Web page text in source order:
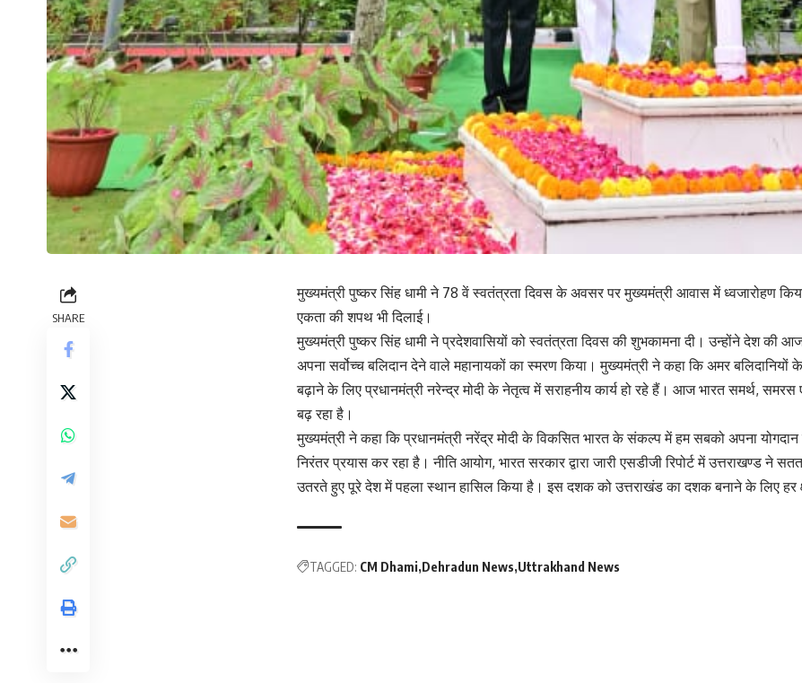
SHARE
मुख्यमंत्री पुष्कर सिंह धामी ने 78 वें स्वतंत्रता दिवस के अवसर पर मुख्यमंत्री आवास में ध्वजारोहण
एकता की शपथ भी दिलाई।
मुख्यमंत्री पुष्कर सिंह धामी ने प्रदेशवासियों को स्वतंत्रता दिवस की शुभकामना दी। उन्होंने देश की
अपना सर्वोच्च बलिदान देने वाले महानायकों का स्मरण किया। मुख्यमंत्री ने कहा कि अमर
बढ़ाने के लिए प्रधानमंत्री नरेन्द्र मोदी के नेतृत्व में सराहनीय कार्य हो रहे हैं। आज भारत समर्थ,
बढ़ रहा है।
मुख्यमंत्री ने कहा कि प्रधानमंत्री नरेंद्र मोदी के विकसित भारत के संकल्प में हम सबको अपना
निरंतर प्रयास कर रहा है। नीति आयोग, भारत सरकार द्वारा जारी एसडीजी रिपोर्ट में उत्तराखण्ड ने
उतरते हुए पूरे देश में पहला स्थान हासिल किया है। इस दशक को उत्तराखंड का दशक बनाने के लिए हर
TAGGED: CM Dhami Dehradun News Uttrakhand News